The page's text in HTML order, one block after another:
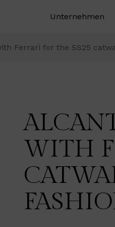
Unternehmen
Ferrari for the SS25
WITH